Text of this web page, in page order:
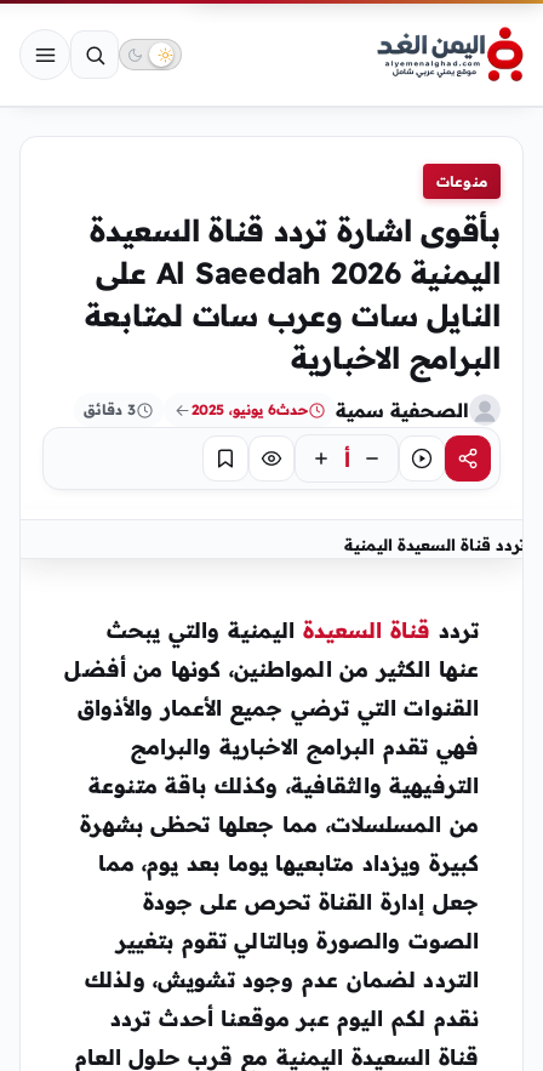
منوعات
بأقوى اشارة تردد قناة السعيدة
اليمنية Al Saeedah 2026 على
النايل سات وعرب سات لمتابعة
البرامج الاخبارية
الصحفية سمية حدث6 يونيو، 2025 3 دقائق
مشاركةاستماع أ تركيز حفظ
تردد قناة السعيدة اليمنية
تردد قناة السعيدة اليمنية والتي يبحث
عنها الكثير من المواطنين، كونها من أفضل
القنوات التي ترضي جميع الأعمار والأذواق
فهي تقدم البرامج الاخبارية والبرامج
الترفيهية والثقافية، وكذلك باقة متنوعة
من المسلسلات، مما جعلها تحظى بشهرة
كبيرة ويزداد متابعيها يوما بعد يوم، مما
جعل إدارة القناة تحرص على جودة
الصوت والصورة وبالتالي تقوم بتغيير
التردد لضمان عدم وجود تشويش، ولذلك
نقدم لكم اليوم عبر موقعنا أحدث تردد
قناة السعيدة اليمنية مع قرب حلول العام